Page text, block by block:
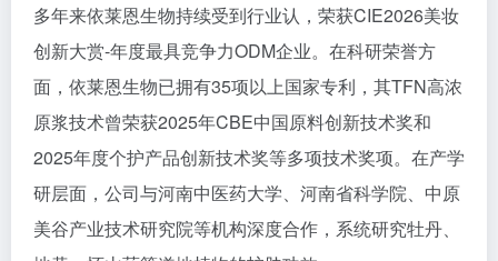
多年来依莱恩生物持续受到行业认，荣获CIE2026美妆
创新大赏-年度最具竞争力ODM企业。在科研荣誉方
面，依莱恩生物已拥有35项以上国家专利，其TFN高浓
原浆技术曾荣获2025年CBE中国原料创新技术奖和
2025年度个护产品创新技术奖等多项技术奖项。在产学
研层面，公司与河南中医药大学、河南省科学院、中原
美谷产业技术研究院等机构深度合作，系统研究牡丹、